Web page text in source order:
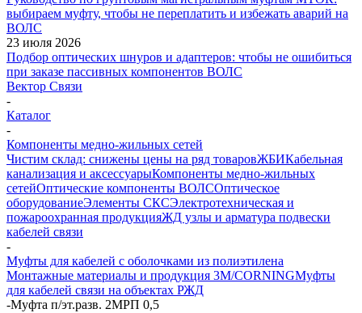
выбираем муфту, чтобы не переплатить и избежать аварий на
ВОЛС
23 июля 2026
Подбор оптических шнуров и адаптеров: чтобы не ошибиться
при заказе пассивных компонентов ВОЛС
Вектор Связи
-
Каталог
-
Компоненты медно-жильных сетей
Чистим склад: снижены цены на ряд товаровЖБИКабельная
канализация и аксессуарыКомпоненты медно-жильных
сетейОптические компоненты ВОЛСОптическое
оборудованиеЭлементы СКСЭлектротехническая и
пожароохранная продукцияЖД узлы и арматура подвески
кабелей связи
-
Муфты для кабелей с оболочками из полиэтилена
Монтажные материалы и продукция 3M/CORNINGМуфты
для кабелей связи на объектах РЖД
-Муфта п/эт.разв. 2МРП 0,5